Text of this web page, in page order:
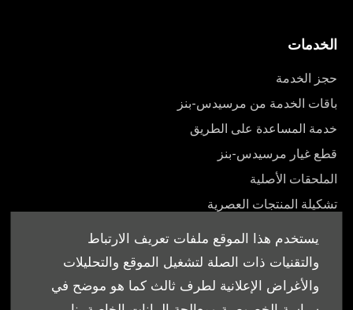
يستخدم هذا الموقع ملفات تعريف الارتباط
والتقنيات ذات الصلة لتشغيل الموقع والتحليلات
والأغراض الإعلانية لطرف ثالث كما هو موضح في
الخدمات
حجز الخدمة
باقات الخدمة من مرسيدس-بنز
خدمة المساعدة على الطريق
قطع غيار مرسيدس-بنز
الملحقات الأصلية
تشكيلة المنتجات العصرية